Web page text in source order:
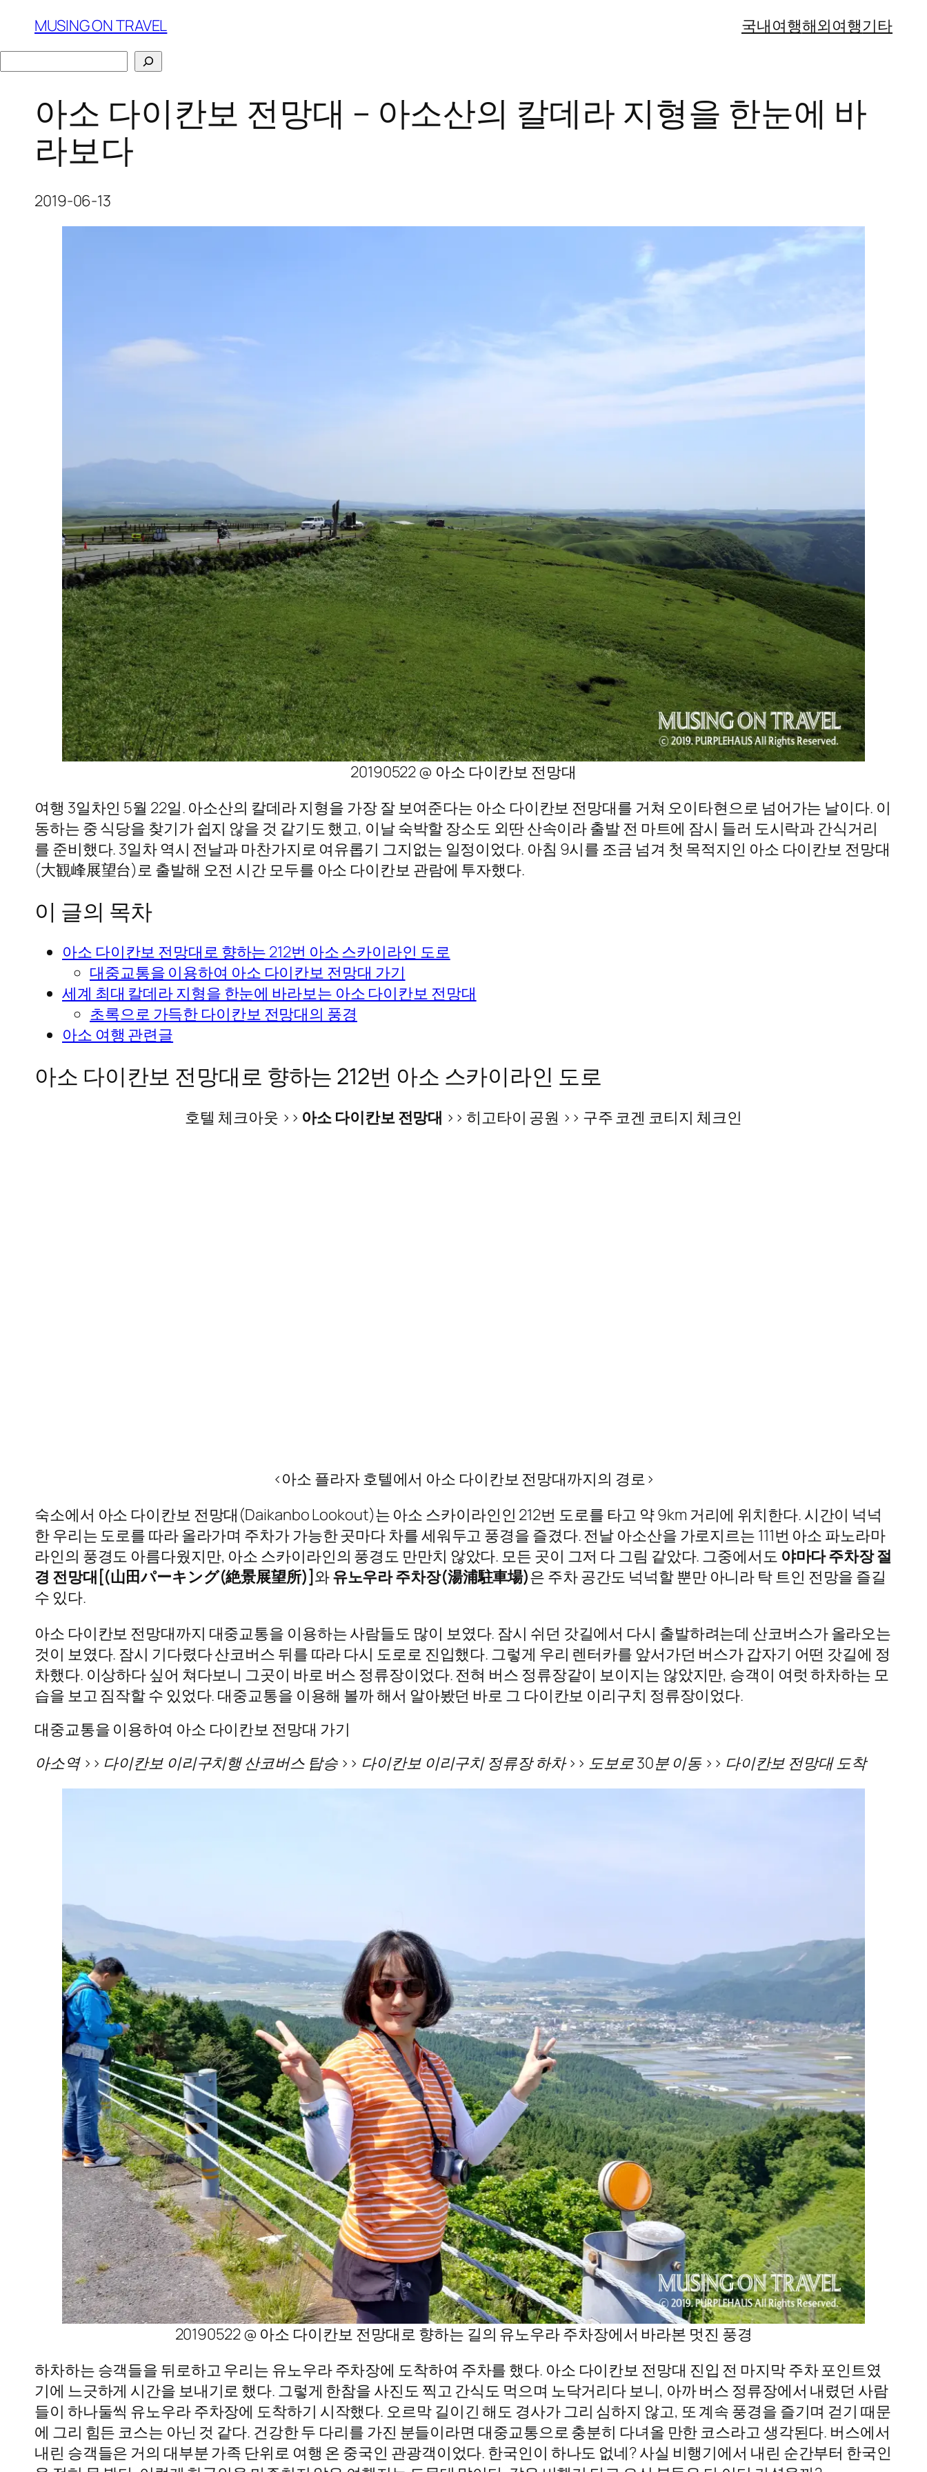
content
MUSING ON TRAVEL 국내여행해외여행기타
아소 다이칸보 전망대 – 아소산의 칼데라 지형을 한눈에 바
라보다
2019-06-13
20190522 @ 아소 다이칸보 전망대
여행 3일차인 5월 22일. 아소산의 칼데라 지형을 가장 잘 보여준다는 아소 다이칸보 전망대를 거쳐 오이타현으로 넘어가는 날이다. 이
동하는 중 식당을 찾기가 쉽지 않을 것 같기도 했고, 이날 숙박할 장소도 외딴 산속이라 출발 전 마트에 잠시 들러 도시락과 간식거리
를 준비했다. 3일차 역시 전날과 마찬가지로 여유롭기 그지없는 일정이었다. 아침 9시를 조금 넘겨 첫 목적지인 아소 다이칸보 전망대
(大観峰展望台)로 출발해 오전 시간 모두를 아소 다이칸보 관람에 투자했다.
이 글의 목차
아소 다이칸보 전망대로 향하는 212번 아소 스카이라인 도로
대중교통을 이용하여 아소 다이칸보 전망대 가기
세계 최대 칼데라 지형을 한눈에 바라보는 아소 다이칸보 전망대
초록으로 가득한 다이칸보 전망대의 풍경
아소 여행 관련글
아소 다이칸보 전망대로 향하는 212번 아소 스카이라인 도로
호텔 체크아웃 >> 아소 다이칸보 전망대 >> 히고타이 공원 >> 구주 코겐 코티지 체크인
<아소 플라자 호텔에서 아소 다이칸보 전망대까지의 경로>
숙소에서 아소 다이칸보 전망대(Daikanbo Lookout)는 아소 스카이라인인 212번 도로를 타고 약 9km 거리에 위치한다. 시간이 넉넉
한 우리는 도로를 따라 올라가며 주차가 가능한 곳마다 차를 세워두고 풍경을 즐겼다. 전날 아소산을 가로지르는 111번 아소 파노라마
라인의 풍경도 아름다웠지만, 아소 스카이라인의 풍경도 만만치 않았다. 모든 곳이 그저 다 그림 같았다. 그중에서도 야마다 주차장 절
경 전망대[(山田パーキング(絶景展望所)] 와유노우라 주차장(湯浦駐車場)은 주차 공간도 넉넉할 뿐만 아니라 탁 트인 전망을 즐길
수 있다.
아소 다이칸보 전망대까지 대중교통을 이용하는 사람들도 많이 보였다. 잠시 쉬던 갓길에서 다시 출발하려는데 산코버스가 올라오는
것이 보였다. 잠시 기다렸다 산코버스 뒤를 따라 다시 도로로 진입했다. 그렇게 우리 렌터카를 앞서가던 버스가 갑자기 어떤 갓길에 정
차했다. 이상하다 싶어 쳐다보니 그곳이 바로 버스 정류장이었다. 전혀 버스 정류장같이 보이지는 않았지만, 승객이 여럿 하차하는 모
습을 보고 짐작할 수 있었다. 대중교통을 이용해 볼까 해서 알아봤던 바로 그 다이칸보 이리구치 정류장이었다.
대중교통을 이용하여 아소 다이칸보 전망대 가기
아소역 >> 다이칸보 이리구치행 산코버스 탑승 >> 다이칸보 이리구치 정류장 하차 >> 도보로 30분 이동 >> 다이칸보 전망대 도착
20190522 @ 아소 다이칸보 전망대로 향하는 길의 유노우라 주차장에서 바라본 멋진 풍경
하차하는 승객들을 뒤로하고 우리는 유노우라 주차장에 도착하여 주차를 했다. 아소 다이칸보 전망대 진입 전 마지막 주차 포인트였
기에 느긋하게 시간을 보내기로 했다. 그렇게 한참을 사진도 찍고 간식도 먹으며 노닥거리다 보니, 아까 버스 정류장에서 내렸던 사람
들이 하나둘씩 유노우라 주차장에 도착하기 시작했다. 오르막 길이긴 해도 경사가 그리 심하지 않고, 또 계속 풍경을 즐기며 걷기 때문
에 그리 힘든 코스는 아닌 것 같다. 건강한 두 다리를 가진 분들이라면 대중교통으로 충분히 다녀올 만한 코스라고 생각된다. 버스에서
내린 승객들은 거의 대부분 가족 단위로 여행 온 중국인 관광객이었다. 한국인이 하나도 없네? 사실 비행기에서 내린 순간부터 한국인